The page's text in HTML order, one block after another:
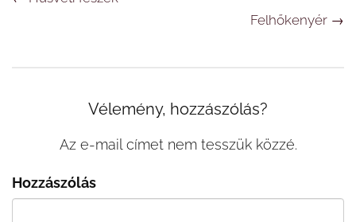
Felhőkenyér →
Vélemény, hozzászólás?
Az e-mail címet nem tesszük közzé.
Hozzászólás